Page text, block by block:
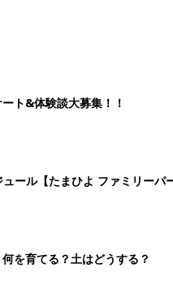
ト&体験談大募集！！
ール【たまひよ ファミリーパ
を育てる？土はどうする？